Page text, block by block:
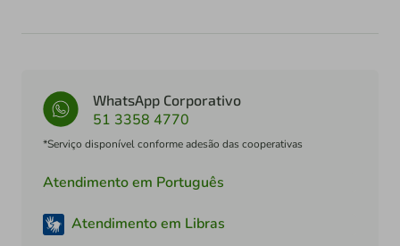
WhatsApp Corporativo
51 3358 4770
*Serviço disponível conforme adesão das cooperativas
Atendimento em Português
Atendimento em Libras